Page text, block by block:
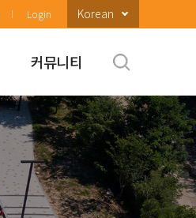
Login Korean
커뮤니티